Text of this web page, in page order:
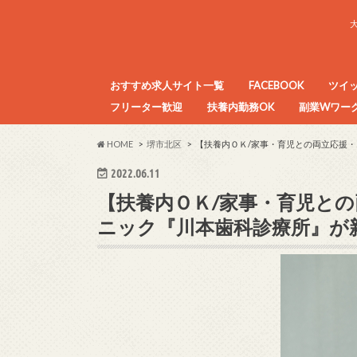
おすすめ求人サイト一覧
目的別アルバイト求人サイトまとめ
FACEBOOK
ツイ
フリーター歓迎
扶養内勤務OK 副業Wワー
HOME 堺市北区 【扶養内ＯＫ/家事・育児との両立応援
2022.06.11
【扶養内ＯＫ/家事・育児と
ニック『川本歯科診療所』が